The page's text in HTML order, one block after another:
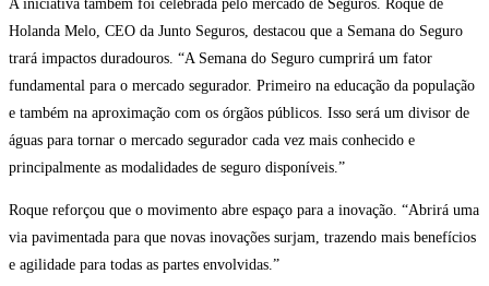
A iniciativa também foi celebrada pelo mercado de Seguros. Roque de
Holanda Melo, CEO da Junto Seguros, destacou que a Semana do Seguro
trará impactos duradouros. “A Semana do Seguro cumprirá um fator
fundamental para o mercado segurador. Primeiro na educação da população
e também na aproximação com os órgãos públicos. Isso será um divisor de
águas para tornar o mercado segurador cada vez mais conhecido e
principalmente as modalidades de seguro disponíveis.”
Roque reforçou que o movimento abre espaço para a inovação. “Abrirá uma
via pavimentada para que novas inovações surjam, trazendo mais benefícios
e agilidade para todas as partes envolvidas.”